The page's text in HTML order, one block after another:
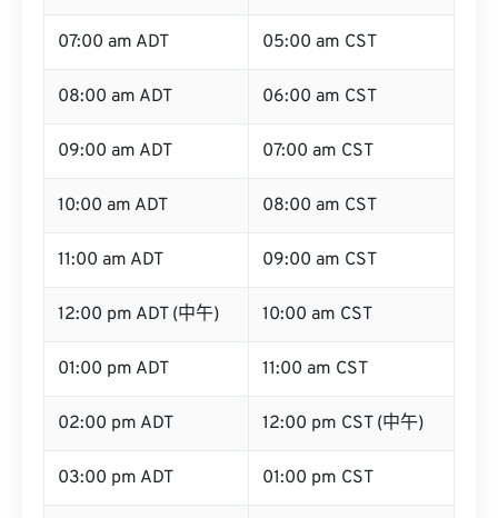
07:00 am ADT 05:00 am CST
08:00 am ADT 06:00 am CST
09:00 am ADT 07:00 am CST
10:00 am ADT 08:00 am CST
11:00 am ADT 09:00 am CST
12:00 pm ADT (中午) 10:00 am CST
01:00 pm ADT 11:00 am CST
02:00 pm ADT 12:00 pm CST (中午)
03:00 pm ADT 01:00 pm CST